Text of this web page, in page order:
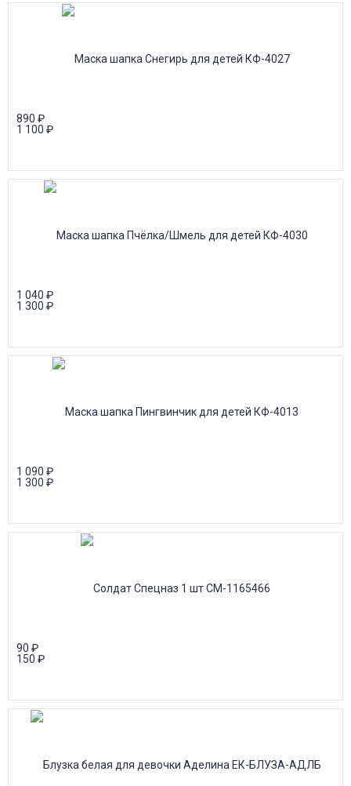
890 ₽
1 100 ₽
1 040 ₽
1 300 ₽
1 090 ₽
1 300 ₽
90 ₽
150 ₽